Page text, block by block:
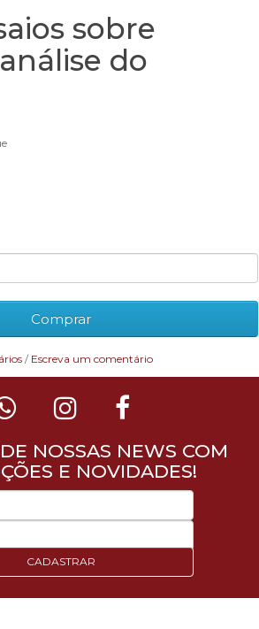
sobre
do
Comprar
/ Escreva um comentário
NOSSAS NEWS COM
E NOVIDADES!
CADASTRAR